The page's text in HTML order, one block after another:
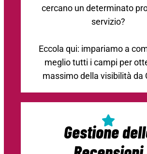
cercano un determinato
servizio?
Eccola qui: impariamo a
meglio tutti i campi per
massimo della visibilità da
Gestione